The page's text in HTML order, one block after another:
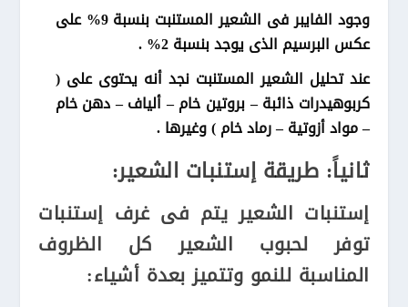
وجود الفايبر فى الشعير المستنبت بنسبة 9% على
عكس البرسيم الذى يوجد بنسبة 2% .
عند تحليل الشعير المستنبت نجد أنه يحتوى على (
كربوهيدرات ذائبة – بروتين خام – ألياف – دهن خام
– مواد أزوتية – رماد خام ) وغيرها .
ثانياً: طريقة إستنبات الشعير:
إستنبات الشعير يتم فى غرف إستنبات
توفر لحبوب الشعير كل الظروف
المناسبة للنمو وتتميز بعدة أشياء: